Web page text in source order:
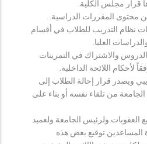
قرار مجلس الكلية.
محتوى المقررات الدراسية.
نظام التدريب للطلاب في أقسام
العليا.
والاشتراك في التمرينات
لأحكام اللائحة الداخلية.
ويصدر قرار إحالة الطلاب إلى
من تلقاء نفسه أو بناء على
العقوبات ولرئيس الجامعة ولعميد
المساعدين توقيع بعض هذه